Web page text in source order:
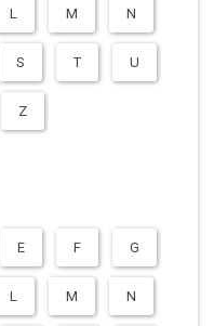
L M N
S T U
Z
E F G
L M N